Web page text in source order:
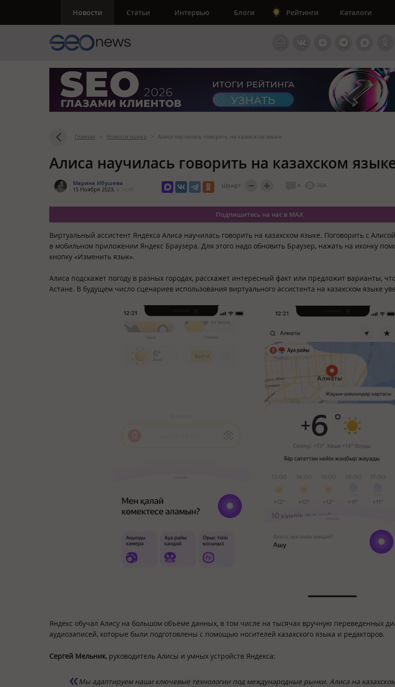
Новости Статьи Интервью Блоги Рейтинги Каталоги
Главная > Новости рынка > Алиса научилась говорить на казахском языке
Алиса научилась говорить на казахском
Марина Ибушева
15 Ноября 2023,
Шрифт: 0 3326
Подпишитесь на нас в MAX
Виртуальный ассистент Яндекса Алиса научилась говорить на казахском языке. Поговорить с
в мобильном приложении Яндекс Браузера. Для этого надо обновить Браузер, нажать на иконку
кнопку «Изменить язык».
Алиса подскажет погоду в разных городах, расскажет интересный факт или предложит варианты,
Астане. В будущем число сценариев использования виртуального ассистента на казахском языке
Яндекс обучал Алису на большом объеме данных, в том числе на тысячах вручную переведенных
аудиозаписей, которые были подготовлены с помощью носителей казахского языка и редакторов.
Сергей Мельник, руководитель Алисы и умных устройств Яндекса:
Мы адаптируем наши ключевые технологии под международные рынки. Алиса на